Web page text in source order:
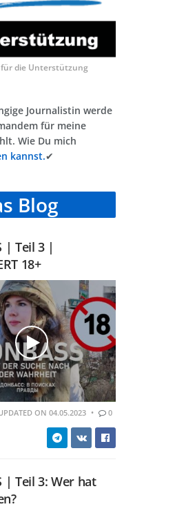
für die Unterstützung
Journalistin werde
für meine
Wie Du mich
kannst.✔
Blog
| Teil 3 |
18+
ON 04.05.2023 0
| Teil 3: Wer hat